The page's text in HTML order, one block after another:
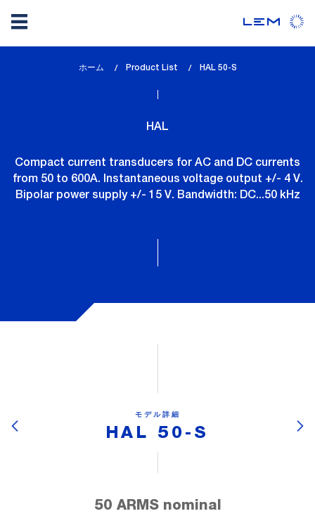
ホーム Product List
lem_current_page
HAL 50-S
HAL
Compact current transducers for AC and DC currents
from 50 to 600A. Instantaneous voltage output +/- 4 V.
Bipolar power supply +/- 15 V. Bandwidth: DC...50 kHz
モデル詳細
HAL 50-S
50 ARMS nominal